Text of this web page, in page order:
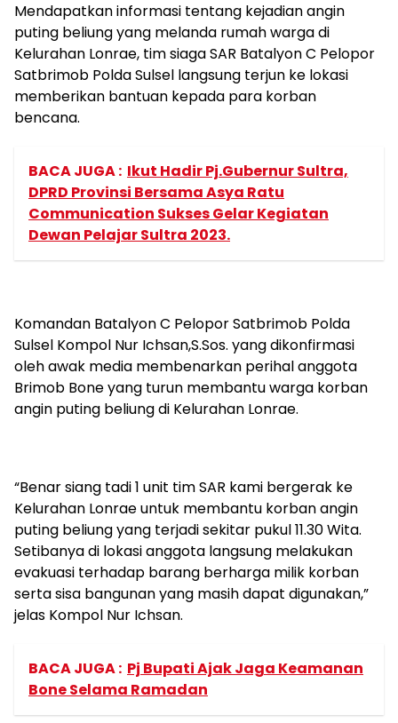
Mendapatkan informasi tentang kejadian angin
puting beliung yang melanda rumah warga di
Kelurahan Lonrae, tim siaga SAR Batalyon C Pelopor
Satbrimob Polda Sulsel langsung terjun ke lokasi
memberikan bantuan kepada para korban
bencana.
BACA JUGA : Ikut Hadir Pj.Gubernur Sultra,
DPRD Provinsi Bersama Asya Ratu
Communication Sukses Gelar Kegiatan
Dewan Pelajar Sultra 2023.
Komandan Batalyon C Pelopor Satbrimob Polda
Sulsel Kompol Nur Ichsan,S.Sos. yang dikonfirmasi
oleh awak media membenarkan perihal anggota
Brimob Bone yang turun membantu warga korban
angin puting beliung di Kelurahan Lonrae.
“Benar siang tadi 1 unit tim SAR kami bergerak ke
Kelurahan Lonrae untuk membantu korban angin
puting beliung yang terjadi sekitar pukul 11.30 Wita.
Setibanya di lokasi anggota langsung melakukan
evakuasi terhadap barang berharga milik korban
serta sisa bangunan yang masih dapat digunakan,”
jelas Kompol Nur Ichsan.
BACA JUGA : Pj Bupati Ajak Jaga Keamanan
Bone Selama Ramadan